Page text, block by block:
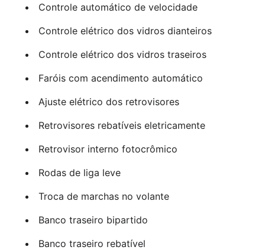
Controle automático de velocidade
Controle elétrico dos vidros dianteiros
Controle elétrico dos vidros traseiros
Faróis com acendimento automático
Ajuste elétrico dos retrovisores
Retrovisores rebatíveis eletricamente
Retrovisor interno fotocrômico
Rodas de liga leve
Troca de marchas no volante
Banco traseiro bipartido
Banco traseiro rebatível